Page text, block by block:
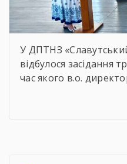
У ДПТНЗ
відбулося засідання
час якого в.о.
діяльність закладу